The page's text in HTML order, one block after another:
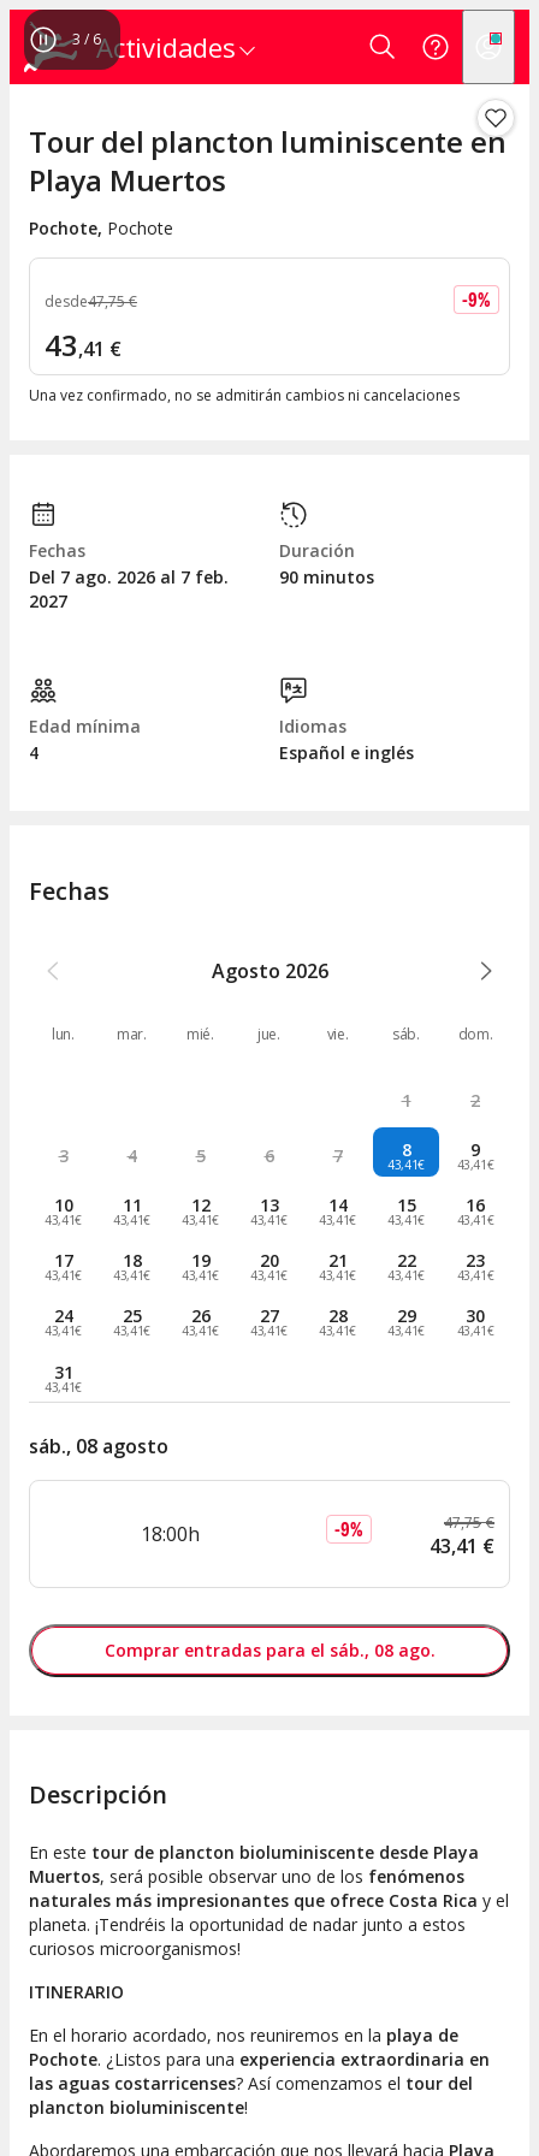
Actividades
4 / 6
Tour del plancton luminiscente en
Playa Muertos
Pochote, Pochote
desde47,75€ -9%
43,41 €
Una vez confirmado, no se admitirán cambios ni cancelaciones
Fechas
Del 7 ago. 2026 al 7 feb.
2027
Duración
90 minutos
Edad mínima
4
Idiomas
Español e inglés
Fechas
Agosto 2026
lun. mar. mié. jue. vie. sáb. dom.
1 2
3 4 5 6 7 8
43,41€
9
43,41€
10
43,41€
11
43,41€
12
43,41€
13
43,41€
14
43,41€
15
43,41€
16
43,41€
17
43,41€
18
43,41€
19
43,41€
20
43,41€
21
43,41€
22
43,41€
23
43,41€
24
43,41€
25
43,41€
26
43,41€
27
43,41€
28
43,41€
29
43,41€
30
43,41€
31
43,41€
sáb., 08 agosto
18:00h -9% 47,75 €
43,41 €
Comprar entradas para el sáb., 08 ago.
Descripción
En este tour de plancton bioluminiscente desde Playa
Muertos, será posible observar uno de los fenómenos
naturales más impresionantes que ofrece Costa Rica y el
planeta. ¡Tendréis la oportunidad de nadar junto a estos
curiosos microorganismos!
ITINERARIO
En el horario acordado, nos reuniremos en la playa de
Pochote. ¿Listos para una experiencia extraordinaria en
las aguas costarricenses? Así comenzamos el tour del
plancton bioluminiscente!
Abordaremos una embarcación que nos llevará hacia Playa